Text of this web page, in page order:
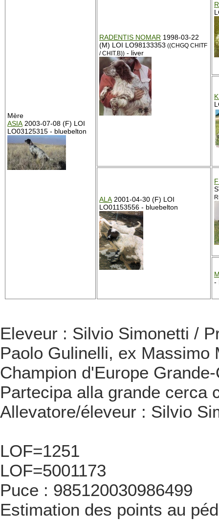
Mère
ASIA 2003-07-08 (F) LOI
LO03125315 - bluebelton
RADENTIS NOMAR 1998-03-22
(M) LOI LO98133353 ((CHGQ CHITF
/ CHIT.B)) - liver
ALA 2001-04-30 (F) LOI
LO01153556 - bluebelton
-
Eleveur : Silvio Simonetti /
Paolo Gulinelli, ex Massimo
Champion d'Europe
Partecipa alla grande cerca
Allevatore/éleveur : Silvio
LOF=1251
LOF=5001173
Puce : 985120030986499
Estimation des points au